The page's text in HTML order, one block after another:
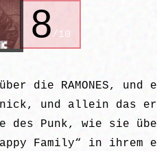
8/10
die RAMONES,
und allein das
des Punk, wie sie
Family“ in ihrem